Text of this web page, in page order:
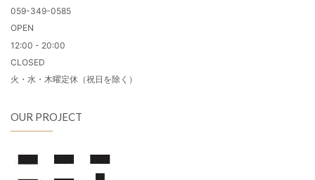
059-349-0585
OPEN
12:00 - 20:00
CLOSED
火・水・木曜定休（祝日を除く）
OUR PROJECT